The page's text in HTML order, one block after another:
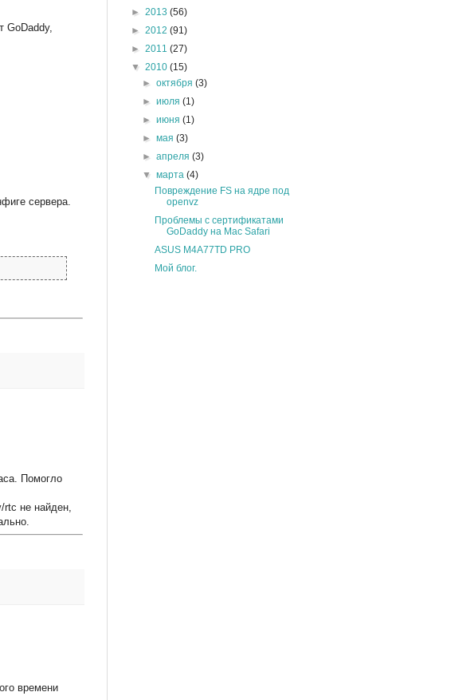
GoDaddy,
сервера.
Помогло
не найден,
времени
► 2013 (56)
► 2012 (91)
► 2011 (27)
▼ 2010 (15)
►октября(3)
►июля(1)
►июня(1)
►мая(3)
►апреля(3)
▼марта(4)
Повреждение FS на ядре под
openvz
Проблемы с сертификатами
GoDaddy на Mac Safari
ASUS M4A77TD PRO
Мой блог.